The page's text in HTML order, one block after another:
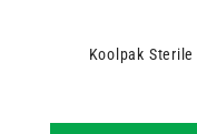
Koolpak